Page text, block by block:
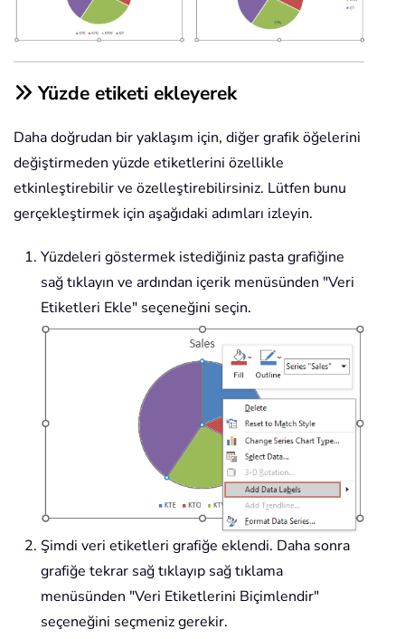
Yüzde etiketi ekleyerek
Daha doğrudan bir yaklaşım için, diğer grafik öğelerini
değiştirmeden yüzde etiketlerini özellikle
etkinleştirebilir ve özelleştirebilirsiniz. Lütfen bunu
gerçekleştirmek için aşağıdaki adımları izleyin.
Yüzdeleri göstermek istediğiniz pasta grafiğine
sağ tıklayın ve ardından içerik menüsünden "Veri
Etiketleri Ekle" seçeneğini seçin.
Şimdi veri etiketleri grafiğe eklendi. Daha sonra
grafiğe tekrar sağ tıklayıp sağ tıklama
menüsünden "Veri Etiketlerini Biçimlendir"
seçeneğini seçmeniz gerekir.